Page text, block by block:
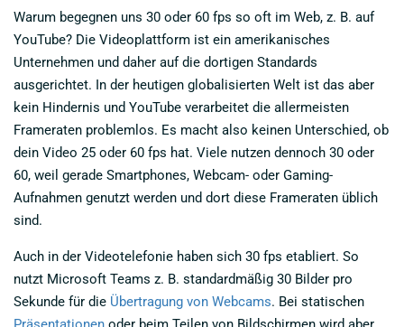
Warum begegnen uns 30 oder 60 fps so oft im Web, z. B. auf
YouTube? Die Videoplattform ist ein amerikanisches
Unternehmen und daher auf die dortigen Standards
ausgerichtet. In der heutigen globalisierten Welt ist das aber
kein Hindernis und YouTube verarbeitet die allermeisten
Frameraten problemlos. Es macht also keinen Unterschied, ob
dein Video 25 oder 60 fps hat. Viele nutzen dennoch 30 oder
60, weil gerade Smartphones, Webcam- oder Gaming-
Aufnahmen genutzt werden und dort diese Frameraten üblich
sind.
Auch in der Videotelefonie haben sich 30 fps etabliert. So
nutzt Microsoft Teams z. B. standardmäßig 30 Bilder pro
Sekunde für die Übertragung von Webcams. Bei statischen